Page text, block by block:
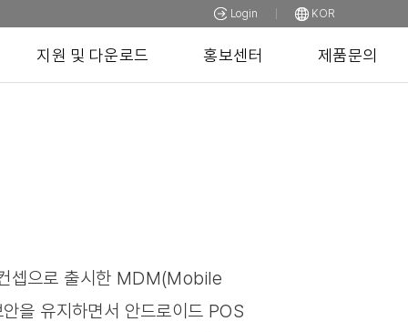
Login KOR
지원 및 다운로드 홍보센터 제품문의
으로 출시한 MDM(Mobile
을 유지하면서 안드로이드 POS